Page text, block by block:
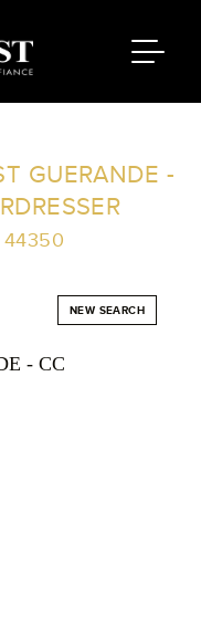
GUERANDE -
44350
NEW SEARCH
- CC